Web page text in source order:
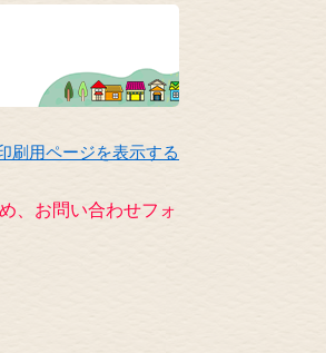
刷用ページを表示する
、お問い合わせフォ